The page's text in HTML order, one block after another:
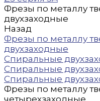
Фрезы по металлу
двухзаходные
Назад
Фрезы по металлу
двухзаходные
Спиральные
Спиральные
Спиральные
Фрезы по металлу
четырехзаходные